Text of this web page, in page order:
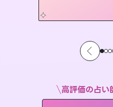
高評価の占い